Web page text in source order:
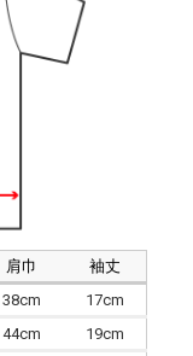
肩巾
袖丈
38cm
17cm
44cm
19cm